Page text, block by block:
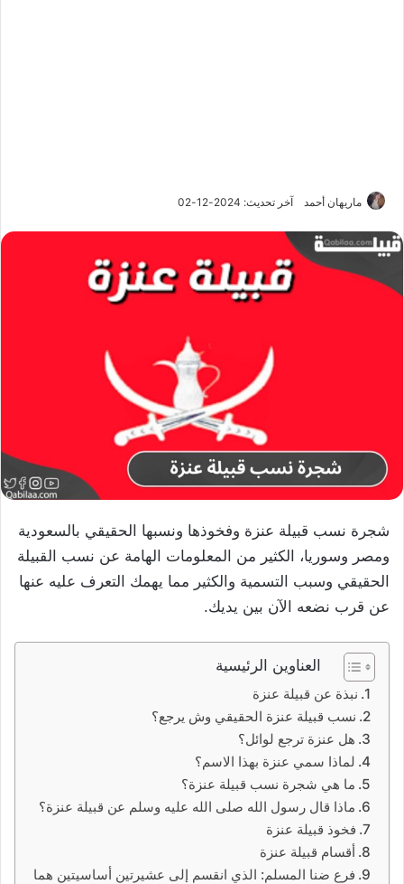
ماريهان أحمد آخر تحديث: 2024-12-02
شجرة نسب قبيلة عنزة وفخوذها ونسبها الحقيقي بالسعودية
ومصر وسوريا، الكثير من المعلومات الهامة عن نسب القبيلة
الحقيقي وسبب التسمية والكثير مما يهمك التعرف عليه عنها
عن قرب نضعه الآن بين يديك.
العناوين الرئيسية
نبذة عن قبيلة عنزة
نسب قبيلة عنزة الحقيقي وش يرجع؟
هل عنزة ترجع لوائل؟
لماذا سمي عنزة بهذا الاسم؟
ما هي شجرة نسب قبيلة عنزة؟
ماذا قال رسول الله صلى الله عليه وسلم عن قبيلة عنزة؟
فخوذ قبيلة عنزة
أقسام قبيلة عنزة
فرع ضنا المسلم: الذي انقسم إلى عشيرتين أساسيتين هما